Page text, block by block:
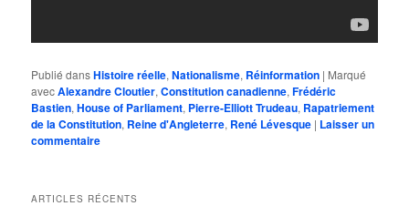
Publié dansHistoire réelle,Nationalisme, Réinformation | Marqué
avecAlexandre Cloutier,Constitution canadienne,Frédéric
Bastien,House of Parliament, Pierre-Elliott Trudeau, Rapatriement
de la Constitution, Reine d'Angleterre, René Lévesque | Laisser un
commentaire
ARTICLES RÉCENTS